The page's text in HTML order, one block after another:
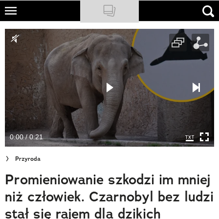
Skip
main
content
NATIONAL GEOGRAPHIC
TRAVELER
PODCASTY
Sklep
Newsletter
Cuda Polski
Wielki Konkurs Fotograficzny
Trendbook Podróżniczy
Polecane
0:00 / 0:21
Przyroda
Promieniowanie szkodzi im mniej
niż człowiek. Czarnobyl bez ludzi
stał się rajem dla dzikich